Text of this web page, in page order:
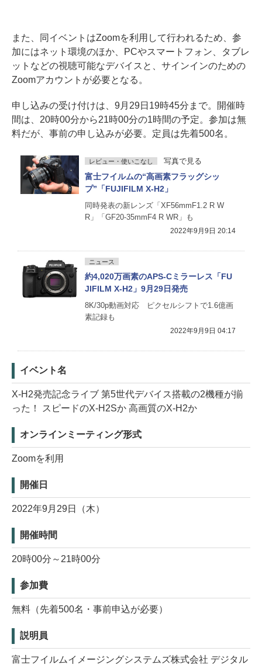
また、同イベントはZoomを利用して行われるため、参
加にはネット環境のほか、PCやスマートフォン、タブレ
ットなどの視聴可能なデバイスと、サインインのための
Zoomアカウントが必要となる。
申し込みの受け付けは、9月29日19時45分まで。開催時
間は、20時00分から21時00分の1時間の予定。参加は無
料だが、事前の申し込みが必要。定員は先着500名。
レビュー・使いこなし 写真で見る
富士フイルムの“高画素フラッグシッ
プ”「FUJIFILM X-H2」
同時発表の新レンズ「XF56mmF1.2 R W
R」「GF20-35mmF4 R WR」も
2022年9月9日 20:14
ニュース
約4,020万画素のAPS-Cミラーレス「FU
JIFILM X-H2」9月29日発売
8K/30p動画対応 ピクセルシフトで1.6億画
素記録も
2022年9月9日 04:17
イベント名
X-H2発売記念ライブ 第5世代デバイス搭載の2機種が揃
った！ スピードのX-H2Sか 高画質のX-H2か
オンラインミーティング形式
Zoomを利用
開催日
2022年9月29日（木）
開催時間
20時00分～21時00分
参加費
無料（先着500名・事前申込が必要）
説明員
富士フイルムイメージングシステムズ株式会社 デジタル